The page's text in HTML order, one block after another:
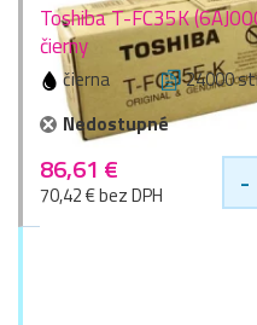
Toshiba T-FC35K
čierny
čierna 24000
Nedostupné
86,61 €
70,42 € bez DPH -